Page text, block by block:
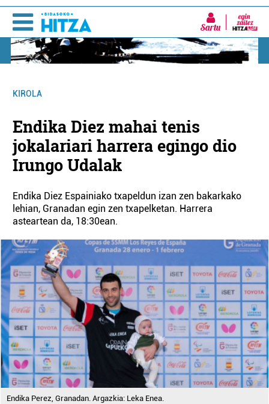
Sartu
KIROLA
Endika Diez mahai tenis
jokalariari harrera egingo dio
Irungo Udalak
Endika Diez Espainiako txapeldun izan zen bakarkako
lehian, Granadan egin zen txapelketan. Harrera
asteartean da, 18:30ean.
Endika Perez, Granadan. Argazkia: Leka Enea.